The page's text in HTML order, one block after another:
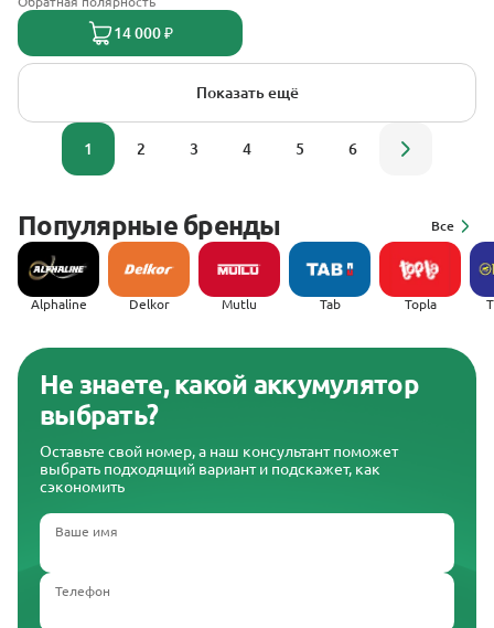
14 000 ₽
Показать ещё
1 2 3 4 5 6
Популярные бренды Все
Alphaline Delkor Mutlu Tab Topla
Не знаете, какой аккумулятор
выбрать?
Оставьте свой номер, а наш консультант поможет
выбрать подходящий вариант и подскажет, как
сэкономить
Ваше имя
Телефон